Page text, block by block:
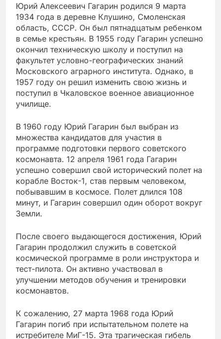
Юрий Алексеевич Гагарин родился 9 марта
1934 года в деревне Клушино, Смоленская
область, СССР. Он был пятнадцатым ребенком
в семье крестьян. В 1955 году Гагарин успешно
окончил техническую школу и поступил на
факультет условно-географических знаний
Московского аграрного института. Однако, в
1957 году он решил изменить свою жизнь и
поступил в Чкаловское военное авиационное
училище.
В 1960 году Юрий Гагарин был выбран из
множества кандидатов для участия в
программе подготовки первого советского
космонавта. 12 апреля 1961 года Гагарин
успешно совершил свой исторический полет на
корабле Восток-1, став первым человеком,
побывавшим в космосе. Полет длился 108
минут, и Гагарин совершил один оборот вокруг
Земли.
После своего выдающегося достижения, Юрий
Гагарин продолжил служить в советской
космической программе в роли инструктора и
тест-пилота. Он активно участвовал в
улучшении методов обучения и тренировки
космонавтов.
К сожалению, 27 марта 1968 года Юрий
Гагарин погиб при испытательном полете на
истребителе МиГ-15. Эта трагическая гибель